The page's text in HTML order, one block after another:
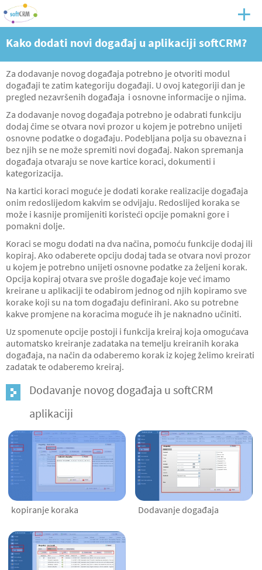
Kako dodati novi događaj u aplikaciji softCRM?
Za dodavanje novog događaja potrebno je otvoriti modul
događaji te zatim kategoriju događaji. U ovoj kategoriji dan je
pregled nezavršenih događaja i osnovne informacije o njima.
Za dodavanje novog događaja potrebno je odabrati funkciju
dodaj čime se otvara novi prozor u kojem je potrebno unijeti
osnovne podatke o događaju. Podebljana polja su obavezna i
bez njih se ne može spremiti novi događaj. Nakon spremanja
događaja otvaraju se nove kartice koraci, dokumenti i
kategorizacija.
Na kartici koraci moguće je dodati korake realizacije događaja
onim redoslijedom kakvim se odvijaju. Redoslijed koraka se
može i kasnije promijeniti koristeći opcije pomakni gore i
pomakni dolje.
Koraci se mogu dodati na dva načina, pomoću funkcije dodaj ili
kopiraj. Ako odaberete opciju dodaj tada se otvara novi prozor
u kojem je potrebno unijeti osnovne podatke za željeni korak.
Opcija kopiraj otvara sve prošle događaje koje već imamo
kreirane u aplikaciji te odabirom jednog od njih kopiramo sve
korake koji su na tom događaju definirani. Ako su potrebne
kakve promjene na koracima moguće ih je naknadno učiniti.
Uz spomenute opcije postoji i funkcija kreiraj koja omogućava
automatsko kreiranje zadataka na temelju kreiranih koraka
događaja, na način da odaberemo korak iz kojeg želimo kreirati
zadatak te odaberemo kreiraj.
Dodavanje novog događaja u softCRM
aplikaciji
kopiranje koraka Dodavanje događaja